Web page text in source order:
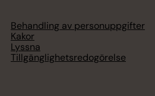
Behandling av personuppgifter
Kakor
Lyssna
Tillgänglighetsredogörelse